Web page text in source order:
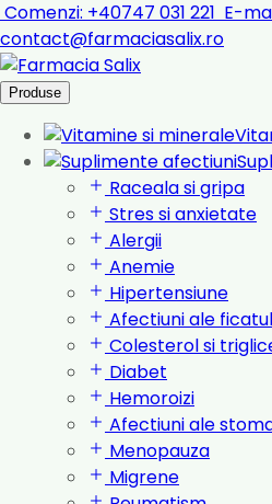
Comenzi: +40747 031 221 E-
contact@farmaciasalix.ro
Produse
Raceala si gripa
Stres si anxietate
Alergii
Anemie
Hipertensiune
Afectiuni ale
Colesterol si
Diabet
Hemoroizi
Afectiuni ale
Menopauza
Migrene